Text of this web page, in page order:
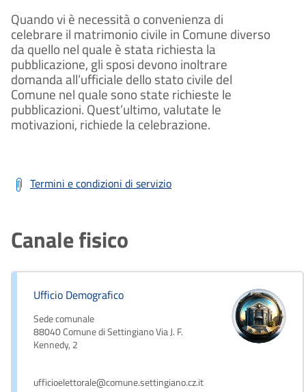
Quando vi è necessità o convenienza di
celebrare il matrimonio civile in Comune diverso
da quello nel quale è stata richiesta la
pubblicazione, gli sposi devono inoltrare
domanda all’ufficiale dello stato civile del
Comune nel quale sono state richieste le
pubblicazioni. Quest’ultimo, valutate le
motivazioni, richiede la celebrazione.
Termini e condizioni di servizio
Canale fisico
Ufficio Demografico
Sede comunale
88040 Comune di Settingiano Via J. F.
Kennedy, 2
ufficioelettorale@comune.settingiano.cz.it